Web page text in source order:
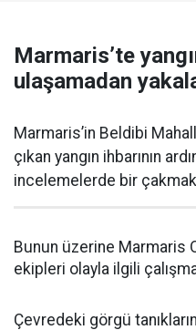
Marmaris’te
ulaşamadan
Marmaris’in Beldibi
çıkan yangın ihbarının
incelemelerde bir
Bunun üzerine Marmaris
ekipleri olayla ilgili
Çevredeki görgü